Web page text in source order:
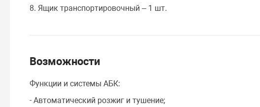
8. Ящик транспортировочный – 1 шт.
Возможности
Функции и системы АБК:
- Автоматический розжиг и тушение;